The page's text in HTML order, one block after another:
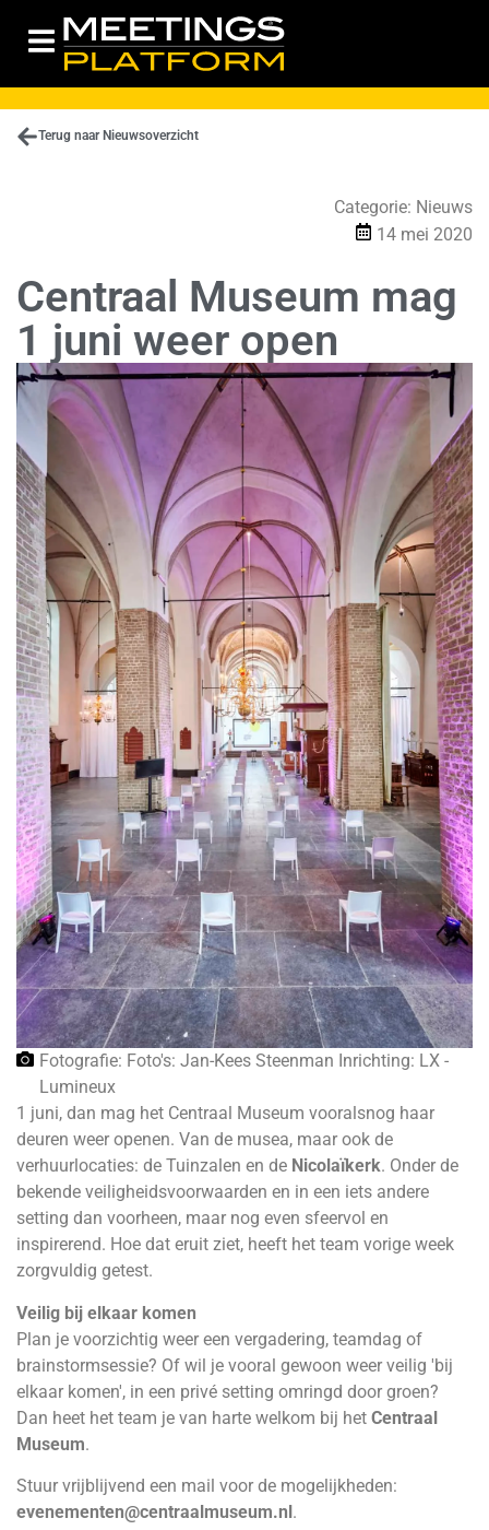
Terug naar Nieuwsoverzicht
Categorie: Nieuws
14 mei 2020
Centraal Museum mag
1 juni weer open
Fotografie: Foto's: Jan-Kees Steenman Inrichting: LX -
Lumineux
1 juni, dan mag het Centraal Museum vooralsnog haar
deuren weer openen. Van de musea, maar ook de
verhuurlocaties: de Tuinzalen en de Nicolaïkerk. Onder de
bekende veiligheidsvoorwaarden en in een iets andere
setting dan voorheen, maar nog even sfeervol en
inspirerend. Hoe dat eruit ziet, heeft het team vorige week
zorgvuldig getest.
Veilig bij elkaar komen
Plan je voorzichtig weer een vergadering, teamdag of
brainstormsessie? Of wil je vooral gewoon weer veilig 'bij
elkaar komen', in een privé setting omringd door groen?
Dan heet het team je van harte welkom bij het Centraal
Museum.
Stuur vrijblijvend een mail voor de mogelijkheden:
evenementen@centraalmuseum.nl .